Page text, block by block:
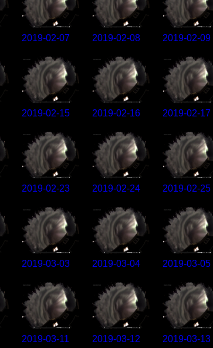
2019-02-07 2019-02-08 2019-02-09
2019-02-15 2019-02-16 2019-02-17
2019-02-23 2019-02-24 2019-02-25
2019-03-03 2019-03-04 2019-03-05
2019-03-11 2019-03-12 2019-03-13